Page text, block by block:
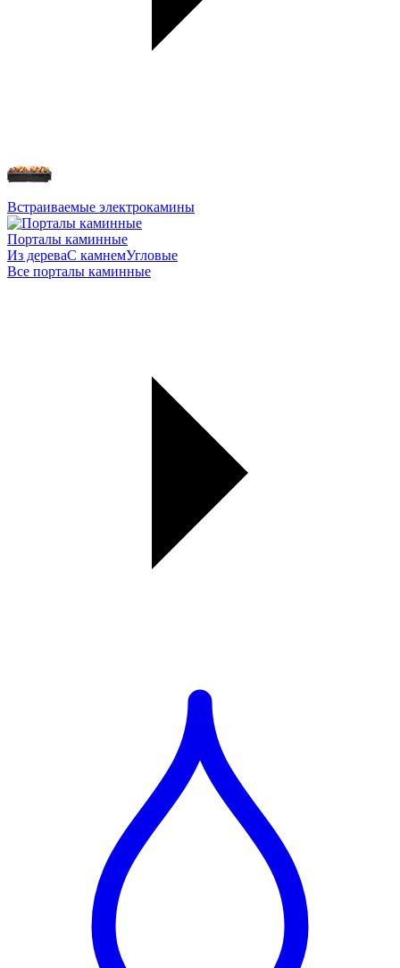
Встраиваемые электрокамины
Порталы каминные
Из дереваС камнемУгловые
Все порталы каминные